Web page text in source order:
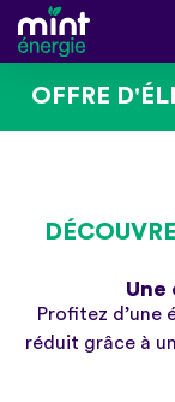
OFFRE
Une
Profitez d’une
réduit grâce à